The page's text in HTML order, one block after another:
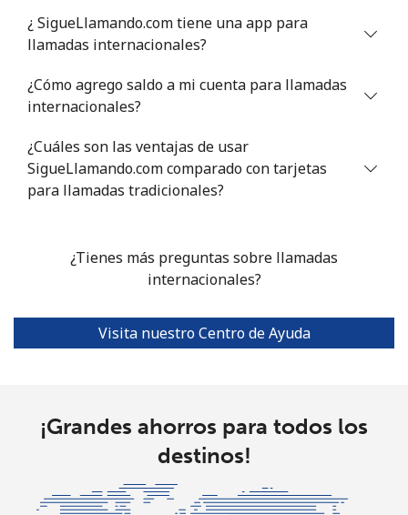
Línea fija ⁦0.8¢⁩
Celular ⁦1.2¢⁩ ⁦7¢⁩
Portugal
Línea fija ⁦0.7¢⁩
⁦2.4¢⁩ 416 min por ⁦$10⁩
¿ SigueLlamando.com tiene una app para
llamadas internacionales?
¿Cómo agrego saldo a mi cuenta para llamadas
internacionales?
¿Cuáles son las ventajas de usar
SigueLlamando.com comparado con tarjetas
para llamadas tradicionales?
¿Tienes más preguntas sobre llamadas
internacionales?
Visita nuestro Centro de Ayuda
¡Grandes ahorros para todos los
destinos!